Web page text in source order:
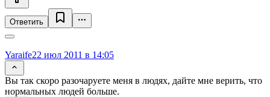
Ответить
Yaraife22 июл 2011 в 14:05
Вы так скоро разочаруете меня в людях, дайте мне верить, что
нормальных людей больше.